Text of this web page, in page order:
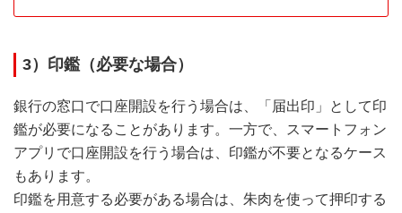
3）印鑑（必要な場合）
銀行の窓口で口座開設を行う場合は、「届出印」として印
鑑が必要になることがあります。一方で、スマートフォン
アプリで口座開設を行う場合は、印鑑が不要となるケース
もあります。
印鑑を用意する必要がある場合は、朱肉を使って押印する